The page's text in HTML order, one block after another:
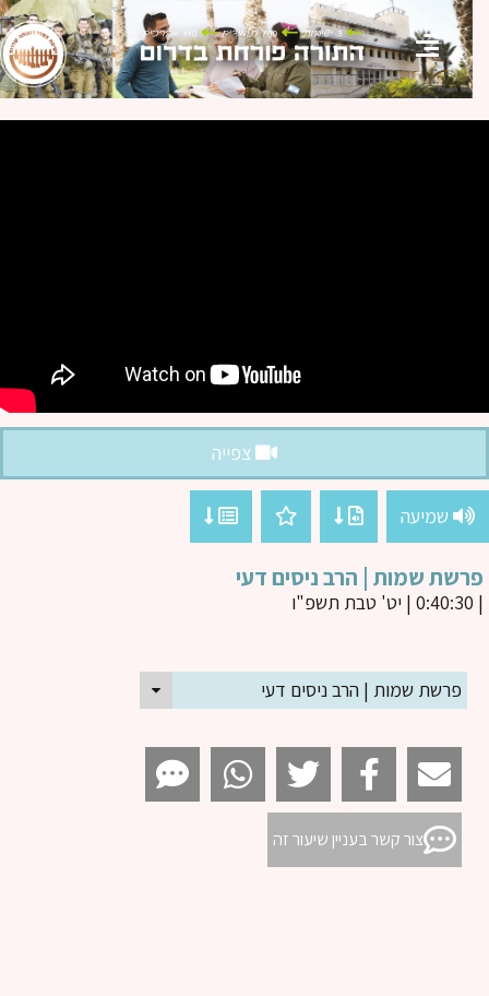
צפייה
שמיעה
שמות | הרב ניסים דעי
פרשת שמות | הרב ניסים דעי
צור קשר בעניין שיעור זה